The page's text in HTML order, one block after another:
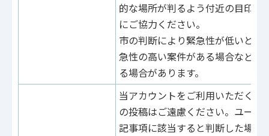
的な場所が判るよう付近の目印な
にご協力ください。
市の判断により緊急性が低いと判
急性の高い案件がある場合などは
る場合があります。
当アカウントをご利用いただく際
の投稿はご遠慮ください。ユーザ
記事項に該当すると判断した場合